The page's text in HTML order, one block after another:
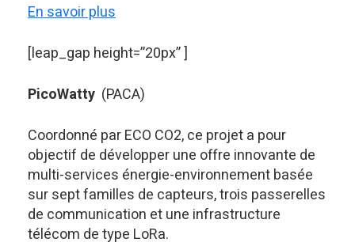
En savoir plus
[leap_gap height=”20px” ]
PicoWatty (PACA)
Coordonné par ECO CO2, ce projet a pour
objectif de développer une offre innovante de
multi-services énergie-environnement basée
sur sept familles de capteurs, trois passerelles
de communication et une infrastructure
télécom de type LoRa.